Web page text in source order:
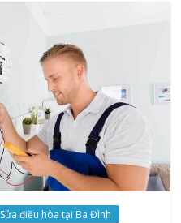
Sửa điều hòa tại Ba Đình